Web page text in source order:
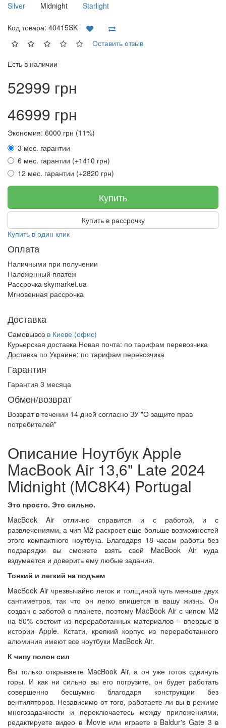
Silver Midnight Starlight
Код товара: 40415SK
Оставить отзыв
Есть в наличии
52999 грн
46999 грн
Экономия: 6000 грн (11%)
3 мес. гарантии
6 мес. гарантии (+1410 грн)
12 мес. гарантии (+2820 грн)
Купить
Купить в рассрочку
Купить в один клик
Оплата
Наличными при получении
Наложенный платеж
Рассрочка skymarket.ua
Мгновенная рассрочка
Доставка
Самовывоз в Киеве (офис)
Курьерская доставка Новая почта: по тарифам перевозчика
Доставка по Украине: по тарифам перевозчика
Гарантия
Гарантия 3 месяца
Обмен/возврат
Возврат в течении 14 дней согласно ЗУ "О защите прав
потребителей"
Описание Ноутбук Apple
MacBook Air 13,6" Late 2024
Midnight (MC8K4) Portugal
Это просто. Это сильно.
MacBook Air отлично справится и с работой, и с
развлечениями, а чип M2 раскроет еще больше возможностей
этого компактного ноутбука. Благодаря 18 часам работы без
подзарядки вы сможете взять свой MacBook Air куда
вздумается и доверить ему любые задания.
Тонкий и легкий на подъем
MacBook Air чрезвычайно легок и толщиной чуть меньше двух
сантиметров, так что он легко впишется в вашу жизнь. Он
создан с заботой о планете, поэтому MacBook Air с чипом M2
на 50% состоит из переработанных материалов – впервые в
истории Apple. Кстати, крепкий корпус из переработанного
алюминия имеют все ноутбуки MacBook Air.
К чипу полон сил
Вы только открываете MacBook Air, а он уже готов сдвинуть
горы. И как ни сильно вы его погрузите, он будет работать
совершенно бесшумно благодаря конструкции без
вентиляторов. Независимо от того, работаете ли вы в режиме
многозадачности и переключаетесь между приложениями,
редактируете видео в iMovie или играете в Baldur's Gate 3 в